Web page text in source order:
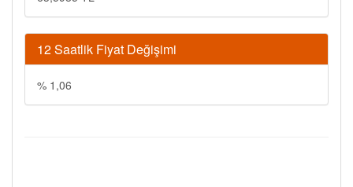
12 Saatlik Fiyat Değişimi
% 1,06